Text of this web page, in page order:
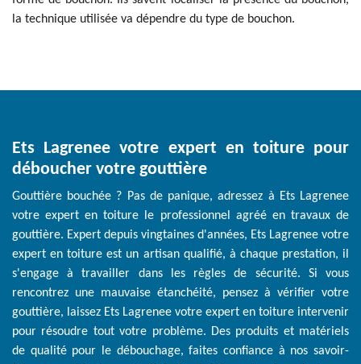
la technique utilisée va dépendre du type de bouchon.
Ets Lagrenee votre expert en toiture pour
déboucher votre gouttière
Gouttière bouchée ? Pas de panique, adressez à Ets Lagrenee
votre expert en toiture le professionnel agréé en travaux de
gouttière. Expert depuis vingtaines d'années, Ets Lagrenee votre
expert en toiture est un artisan qualifié, à chaque prestation, il
s'engage à travailler dans les règles de sécurité. Si vous
rencontrez une mauvaise étanchéité, pensez à vérifier votre
gouttière, laissez Ets Lagrenee votre expert en toiture intervenir
pour résoudre tout votre problème. Des produits et matériels
de qualité pour le débouchage, faites confiance à nos savoir-